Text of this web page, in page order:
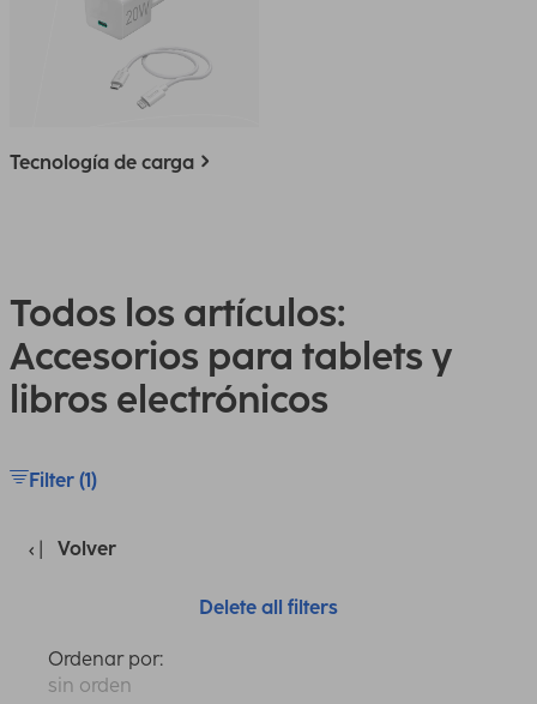
Tecnología de carga
Todos los artículos:
Accesorios para tablets y
libros electrónicos
Filter (1)
Volver
Delete all filters
Ordenar por:
sin orden